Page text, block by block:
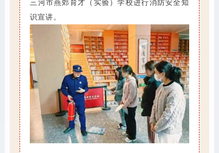
三河市燕郊育才（实验）学校进行消防安全知
识宣讲。